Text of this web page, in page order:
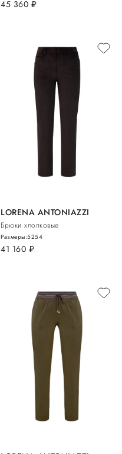
45 360 руб.
LORENA ANTONIAZZI
Брюки хлопковые
41 160 руб.
Размеры:5254